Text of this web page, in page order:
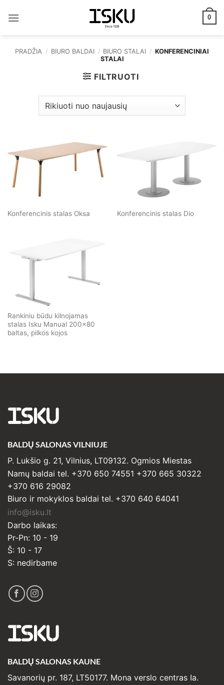
0
PRADŽIA / BIURO BALDAI / BIURO STALAI / KONFERENCINIAI
STALAI
FILTRUOTI
Konferencinis stalas Oksa Konferencinis stalas Dio
Rankiniu būdu kilnojamas
stalas Isku Manual 200×80
baltas, pilkos kojos
ISKU
BALDŲ SALONAS VILNIUJE
P. Lukšio g. 21, Vilnius, LT09132. Ogmios Miestas
Namų baldai tel. +370 650 74551 +370 665 30322
+370 616 29082
Biuro ir mokyklos baldai tel. +370 640 64041
info@isku.lt
Darbo laikas:
Pr-Pn: 10 - 19
Š: 10 - 17
S: nedirbame
ISKU
BALDŲ SALONAS KAUNE
Savanorių pr. 187, LT50177. Mona verslo centras Ia.